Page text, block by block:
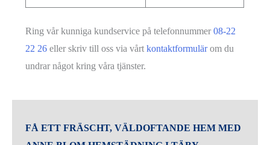
Ring vår kunniga kundservice på telefonnummer08-22
22 26 eller skriv till oss via vårtkontaktformulärom du
undrar något kring våra tjänster.
FÅ ETT FRÄSCHT, VÄLDOFTANDE HEM MED